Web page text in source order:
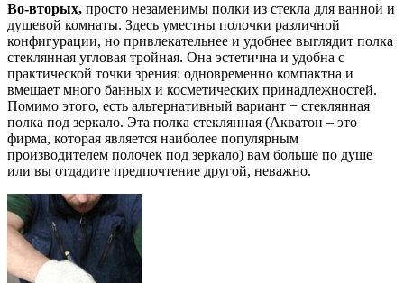
Во-вторых, просто незаменимы полки из стекла для ванной и
душевой комнаты. Здесь уместны полочки различной
конфигурации, но привлекательнее и удобнее выглядит полка
стеклянная угловая тройная. Она эстетична и удобна с
практической точки зрения: одновременно компактна и
вмешает много банных и косметических принадлежностей.
Помимо этого, есть альтернативный вариант − стеклянная
полка под зеркало. Эта полка стеклянная (Акватон – это
фирма, которая является наиболее популярным
производителем полочек под зеркало) вам больше по душе
или вы отдадите предпочтение другой, неважно.